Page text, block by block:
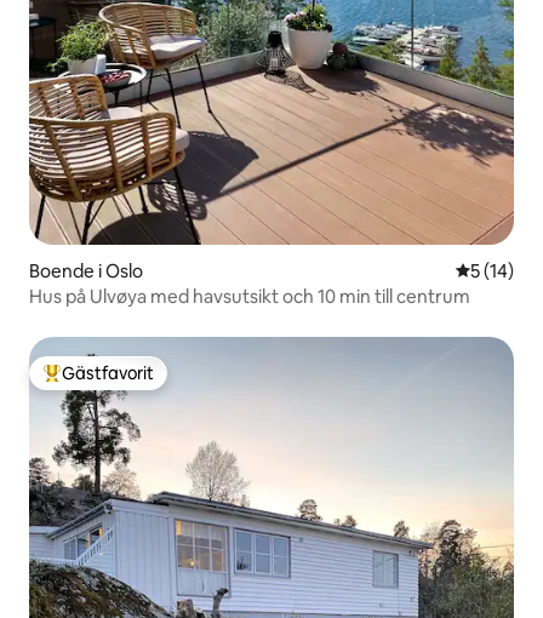
Boende i Oslo 5 av 5 i
5 (14)
Hus på Ulvøya med havsutsikt och 10 min till centrum
Populär gästfavorit
Gästfavorit